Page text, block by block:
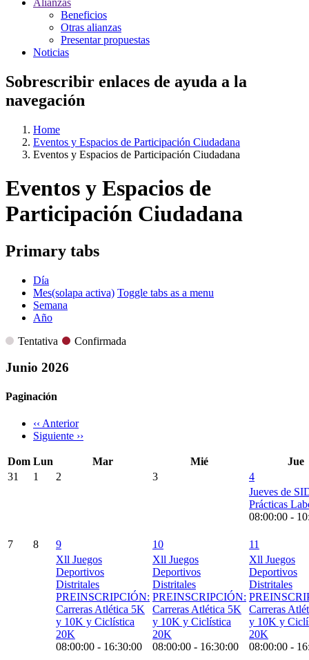
Alianzas
Beneficios
Otras alianzas
Presentar propuestas
Noticias
Sobrescribir enlaces de ayuda a la
navegación
Home
Eventos y Espacios de Participación Ciudadana
Eventos y Espacios de Participación Ciudadana
Eventos y Espacios de
Participación Ciudadana
Primary tabs
Día
Mes(solapa activa) Toggle tabs as a menu
Semana
Año
Tentativa
Confirmada
Junio 2026
Paginación
‹‹ Anterior
Siguiente ››
Dom Lun Mar Mié
Jue
31
1 2 3
4
Jueves de
Prácticas
08:00:00 -
7 8 9 10
11
Xll Juegos
Deportivos
Distritales
PREINSCRIPCIÓN:
Carreras Atlética 5K
y 10K y Ciclística
20K
08:00:00 - 16:30:00
Xll Juegos
Deportivos
Distritales
PREINSCRIPCIÓN:
Carreras Atlética 5K
y 10K y Ciclística
20K
08:00:00 - 16:30:00
Xll Juegos
Deportivos
Distritales
Carreras
y 10K y
20K
08:00:00 -